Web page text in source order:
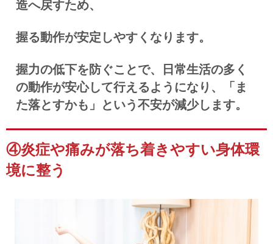
造へ戻すため、
握る動作が安定しやすくなります。
握力の低下を防ぐことで、日常生活の多く
の動作が安心して行えるようになり、「ま
た落とすかも」という不安が減少します。
④炎症や痛みが落ち着きやすい身体環
境に整う